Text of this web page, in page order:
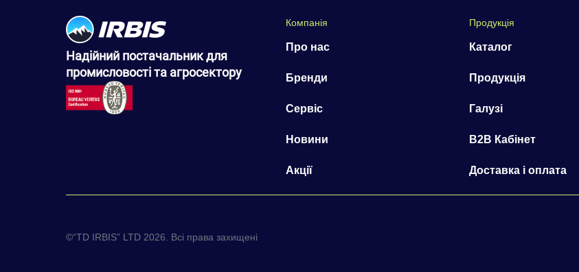
Надійний постачальник для
промисловості та агросектору
Компанія
Про нас
Бренди
Сервіс
Новини
Акції
Продукція
Каталог
Продукція
Галузі
B2B Кабінет
Доставка і оплата
©“TD IRBIS” LTD 2026. Всі права захищені